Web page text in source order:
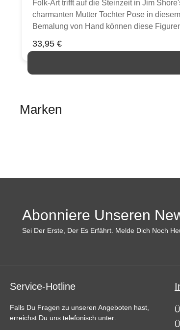
Folk-Art trifft auf die Steinzeit in Jim
charmanten Mutter Tochter Pose in
Bemalung von Hand können diese
Regulärer Preis:
33,95 €
Marken
Abonniere Unseren
Sei Der Erste, Der Es Erfährt. Melde Dich Noch
Service-Hotline
Falls Du Fragen zu unseren Angeboten hast,
erreichst Du uns telefonisch unter: